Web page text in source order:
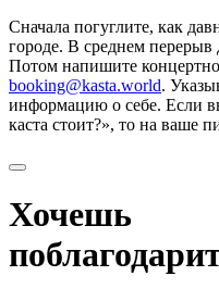
Сначала погуглите, как
городе. В среднем перерыв
Потом напишите
booking@kasta.world.
информацию о себе. Если
каста стоит?», то на ваше
Хочешь